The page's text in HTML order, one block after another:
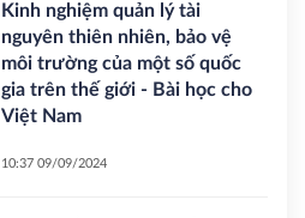
Kinh nghiệm quản lý tài
nguyên thiên nhiên, bảo vệ
môi trường của một số quốc
gia trên thế giới - Bài học cho
Việt Nam
10:37 09/09/2024